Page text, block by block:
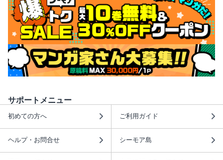
サポートメニュー
初めての方へ ご利用ガイド
ヘルプ・お問合せ シーモア島